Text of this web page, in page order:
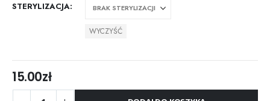
STERYLIZACJA
WYCZYŚĆ
15.00zł